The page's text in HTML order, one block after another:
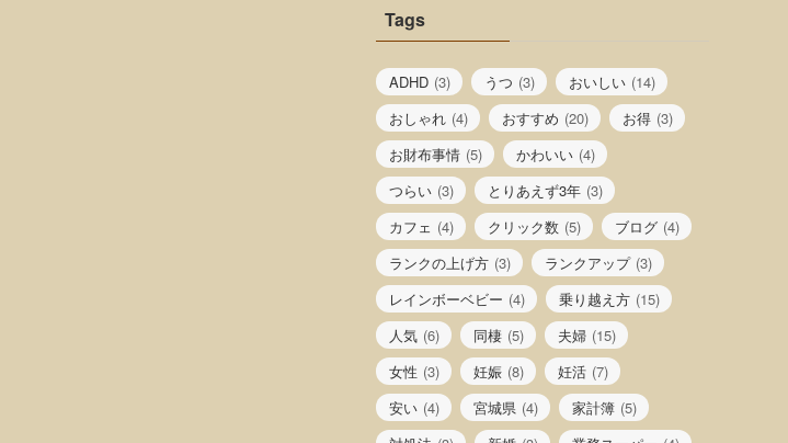
Tags
ADHD (3) うつ (3) おいしい (14)
おしゃれ (4) おすすめ (20) お得 (3)
お財布事情 (5) かわいい (4)
つらい (3) とりあえず3年 (3)
カフェ (4) クリック数 (5) ブログ (4)
ランクの上げ方 (3) ランクアップ (3)
レインボーベビー (4) 乗り越え方 (15)
人気 (6) 同棲 (5) 夫婦 (15)
女性 (3) 妊娠 (8) 妊活 (7)
安い (4) 宮城県 (4) 家計簿 (5)